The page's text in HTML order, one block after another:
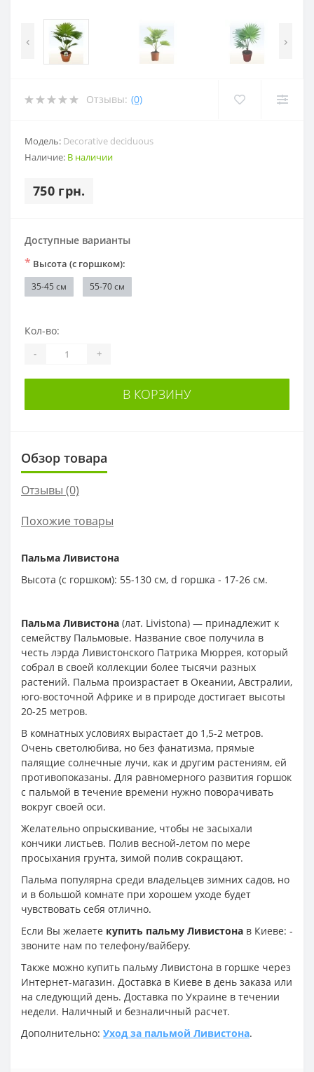
‹ ›
Отзывы: (0)
Модель: Decorative deciduous
Наличие: В наличии
750 грн.
Доступные варианты
* Высота (с горшком):
35-45 см 55-70 см
Кол-во:
- +
В КОРЗИНУ
Обзор товара
Отзывы (0)
Похожие товары
Пальма Ливистона
Высота (с горшком): 55-130 см, d горшка - 17-26 см.
Пальма Ливистона (лат. Livistona) — принадлежит к
семейству Пальмовые. Название свое получила в
честь лэрда Ливистонского Патрика Мюррея, который
собрал в своей коллекции более тысячи разных
растений. Пальма произрастает в Океании, Австралии,
юго-восточной Африке и в природе достигает высоты
20-25 метров.
В комнатных условиях вырастает до 1,5-2 метров.
Очень светолюбива, но без фанатизма, прямые
палящие солнечные лучи, как и другим растениям, ей
противопоказаны. Для равномерного развития горшок
с пальмой в течение времени нужно поворачивать
вокруг своей оси.
Желательно опрыскивание, чтобы не засыхали
кончики листьев. Полив весной-летом по мере
просыхания грунта, зимой полив сокращают.
Пальма популярна среди владельцев зимних садов, но
и в большой комнате при хорошем уходе будет
чувствовать себя отлично.
Если Вы желаете купить пальму Ливистона в Киеве: -
звоните нам по телефону/вайберу.
Также можно купить пальму Ливистона в горшке через
Интернет-магазин. Доставка в Киеве в день заказа или
на следующий день. Доставка по Украине в течении
недели. Наличный и безналичный расчет.
Дополнительно: Уход за пальмой Ливистона.